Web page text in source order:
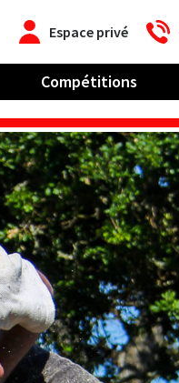
Espace privé
Compétitions